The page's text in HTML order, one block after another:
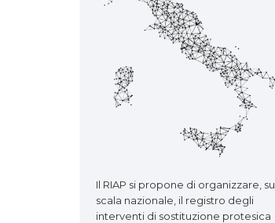
Il RIAP si propone di organizzare, su
scala nazionale, il registro degli
interventi di sostituzione protesica